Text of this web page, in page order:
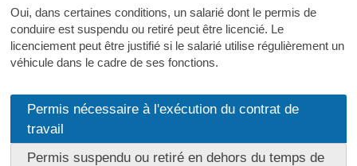
Oui, dans certaines conditions, un salarié dont le permis de
conduire est suspendu ou retiré peut être licencié. Le
licenciement peut être justifié si le salarié utilise régulièrement un
véhicule dans le cadre de ses fonctions.
Permis nécessaire à l'exécution du contrat de
travail
Permis suspendu ou retiré en dehors du temps de